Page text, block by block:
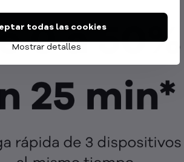
Mostrar detalles
todas las cookies